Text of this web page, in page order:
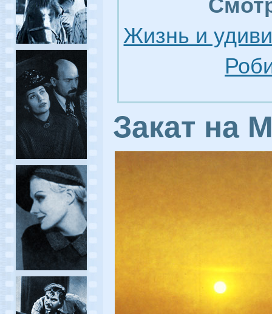
Жизнь и
Закат на